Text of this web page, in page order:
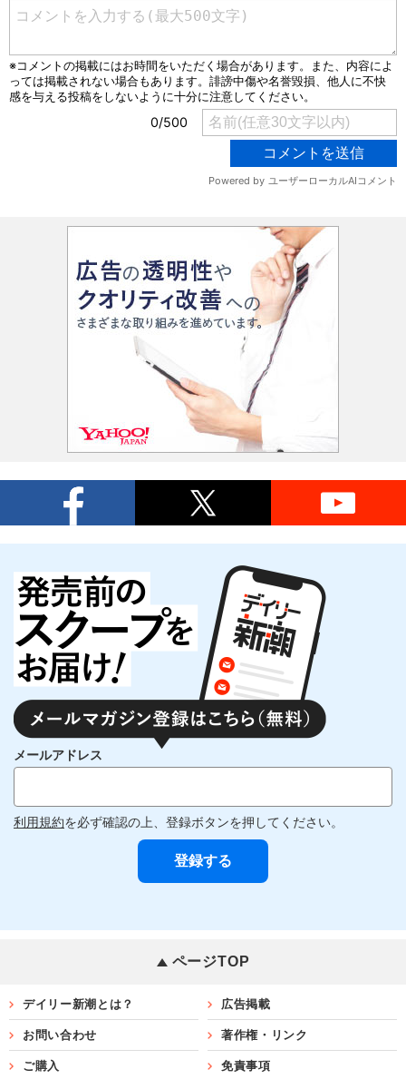
メールアドレス
利用規約を必ず確認の上、登録ボタンを押してください。
ページTOP
デイリー新潮とは？ 広告掲載
お問い合わせ 著作権・リンク
ご購入 免責事項